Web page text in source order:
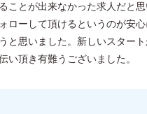
ことが出来なかった求人だと
ローして頂けるというのが安
と思いました。新しいスター
い頂き有難うございました。